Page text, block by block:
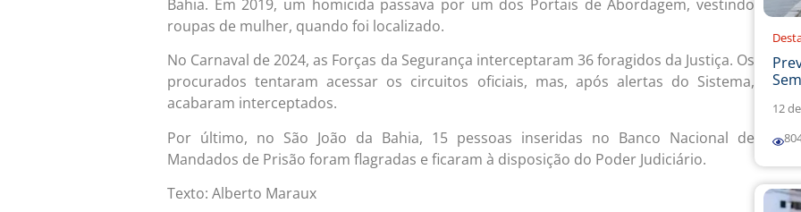
Bahia. Em 2019, um homicida passava por um dos Portais de Abordagem, vestindo
roupas de mulher, quando foi localizado.
No Carnaval de 2024, as Forças da Segurança interceptaram 36 foragidos da Justiça. Os
procurados tentaram acessar os circuitos oficiais, mas, após alertas do Sistema,
acabaram interceptados.
Por último, no São João da Bahia, 15 pessoas inseridas no Banco Nacional de
Mandados de Prisão foram flagradas e ficaram à disposição do Poder Judiciário.
Texto: Alberto Maraux
12